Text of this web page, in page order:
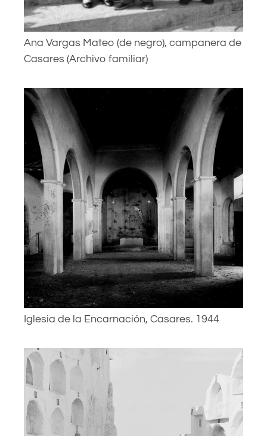
Ana Vargas Mateo (de negro), campanera de
Casares (Archivo familiar)
Iglesia de la Encarnación, Casares. 1944